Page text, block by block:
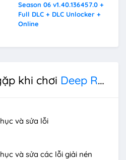
Season 06 v1.40.136457.0 +
Full DLC + DLC Unlocker +
Online
khi chơi Deep Rock Galactic: Rogue Core
và sửa lỗi
và sửa các lỗi giải nén